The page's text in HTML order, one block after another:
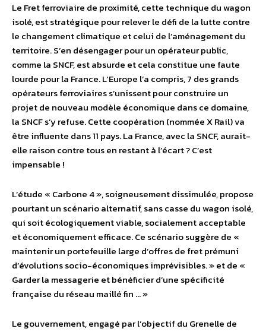
Le Fret ferroviaire de proximité, cette technique du wagon
isolé, est stratégique pour relever le défi de la lutte contre
le changement climatique et celui de l’aménagement du
territoire. S’en désengager pour un opérateur public,
comme la SNCF, est absurde et cela constitue une faute
lourde pour la France. L’Europe l’a compris, 7 des grands
opérateurs ferroviaires s’unissent pour construire un
projet de nouveau modèle économique dans ce domaine,
la SNCF s’y refuse. Cette coopération (nommée X Rail) va
être influente dans 11 pays. La France, avec la SNCF, aurait-
elle raison contre tous en restant à l’écart ? C’est
impensable !
L’étude « Carbone 4 », soigneusement dissimulée, propose
pourtant un scénario alternatif, sans casse du wagon isolé,
qui soit écologiquement viable, socialement acceptable
et économiquement efficace. Ce scénario suggère de «
maintenir un portefeuille large d’offres de fret prémuni
d’évolutions socio-économiques imprévisibles. » et de «
Garder la messagerie et bénéficier d’une spécificité
française du réseau maillé fin … »
Le gouvernement, engagé par l’objectif du Grenelle de